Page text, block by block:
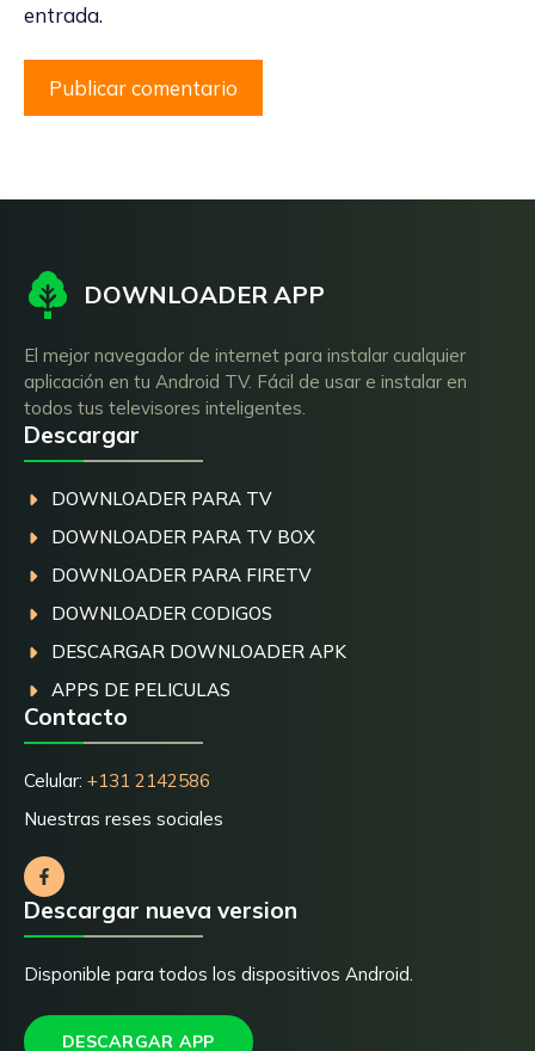
entrada.
DOWNLOADER APP
El mejor navegador de internet para instalar cualquier
aplicación en tu Android TV. Fácil de usar e instalar en
todos tus televisores inteligentes.
Descargar
DOWNLOADER PARA TV
DOWNLOADER PARA TV BOX
DOWNLOADER PARA FIRETV
DOWNLOADER CODIGOS
DESCARGAR DOWNLOADER APK
APPS DE PELICULAS
Contacto
Celular: +131 2142586
Nuestras reses sociales
Descargar nueva version
Disponible para todos los dispositivos Android.
DESCARGAR APP